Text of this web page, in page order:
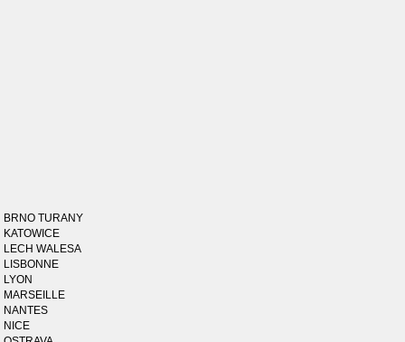
BRNO TURANY
KATOWICE
LECH WALESA
LISBONNE
LYON
MARSEILLE
NANTES
NICE